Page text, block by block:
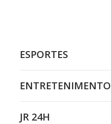
ESPORTES
ENTRETENIMENTO
JR 24H